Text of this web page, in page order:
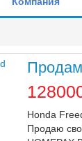
Нonda
Пpодаю